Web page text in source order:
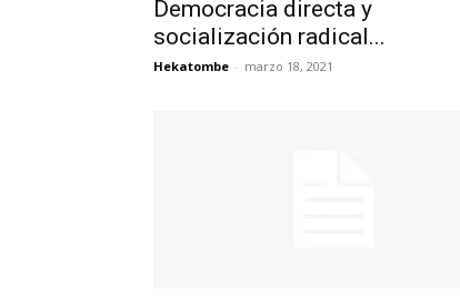
Democracia directa y
socialización radical...
Hekatombe - marzo 18, 2021